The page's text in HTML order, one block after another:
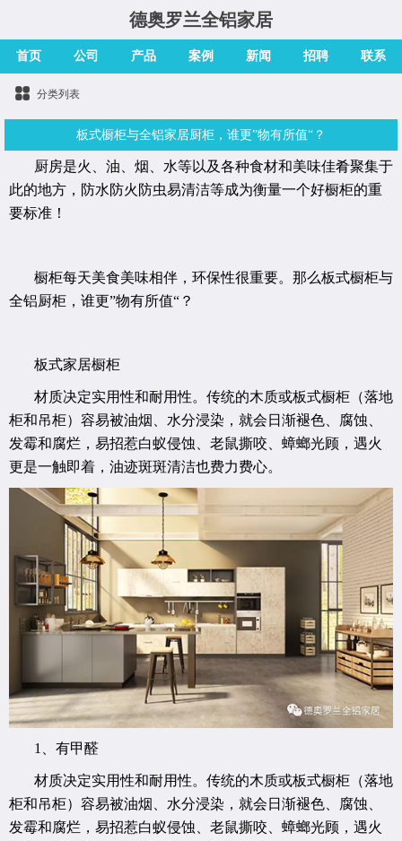
德奥罗兰全铝家居
首页 公司 产品 案例 新闻 招聘 联系
分类列表
板式橱柜与全铝家居厨柜，谁更”物有所值“？
厨房是火、油、烟、水等以及各种食材和美味佳肴聚集于
此的地方，防水防火防虫易清洁等成为衡量一个好橱柜的重
要标准！
橱柜每天美食美味相伴，环保性很重要。那么板式橱柜与
全铝厨柜，谁更”物有所值“？
板式家居橱柜
材质决定实用性和耐用性。传统的木质或板式橱柜（落地
柜和吊柜）容易被油烟、水分浸染，就会日渐褪色、腐蚀、
发霉和腐烂，易招惹白蚁侵蚀、老鼠撕咬、蟑螂光顾，遇火
更是一触即着，油迹斑斑清洁也费力费心。
1、 有甲醛
材质决定实用性和耐用性。传统的木质或板式橱柜（落地
柜和吊柜）容易被油烟、水分浸染，就会日渐褪色、腐蚀、
发霉和腐烂，易招惹白蚁侵蚀、老鼠撕咬、蟑螂光顾，遇火